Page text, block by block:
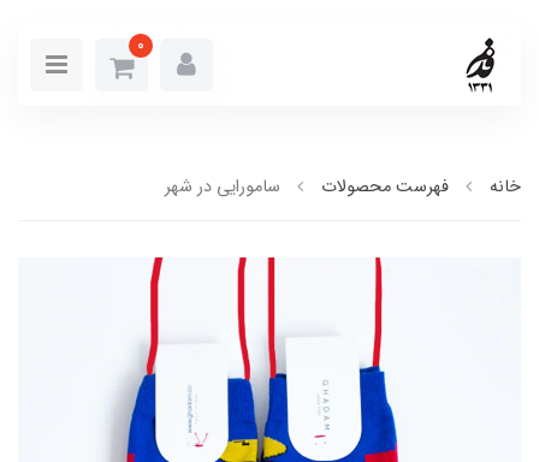
0
خانه فهرست محصولات سامورایی در شهر